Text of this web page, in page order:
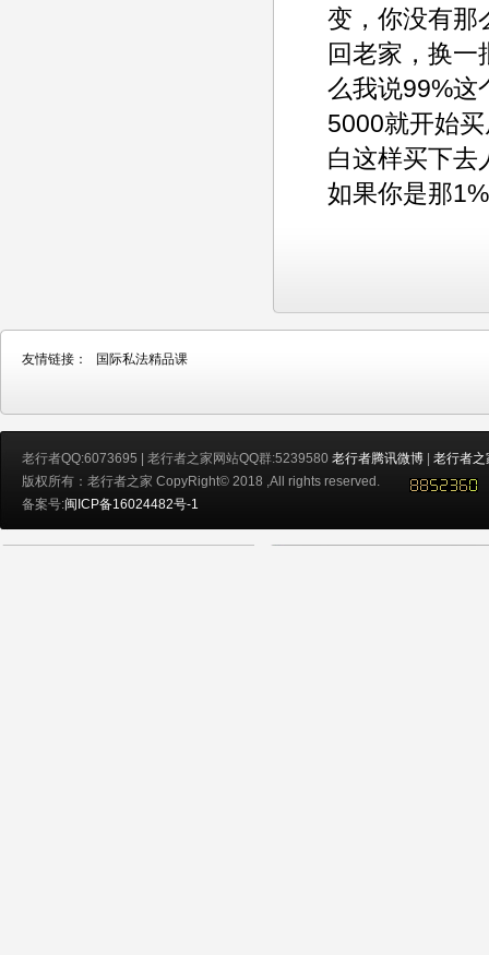
变，你没有那
回老家，换一
么我说99%这
5000就开始
白这样买下去
如果你是那
友情链接： 国际私法精品课
老行者QQ:6073695 | 老行者之家网站QQ群:5239580 老行者腾讯微博 | 老行者之
版权所有：老行者之家 CopyRight© 2018 ,All rights reserved.
备案号:闽ICP备16024482号-1